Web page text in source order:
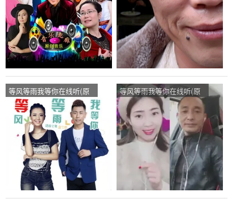
等风等雨我等你在线听(原
唱是杨梓文祺/金久哲)，金
鱼情歌未来演唱点播:294次
等风等雨我等你在线听(原
唱是杨梓文祺/金久哲)，奈
&叶演唱点播:983次